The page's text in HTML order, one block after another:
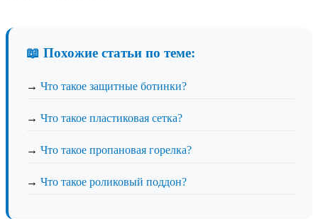
📖 Похожие статьи по теме:
→ Что такое защитные ботинки?
→ Что такое пластиковая сетка?
→ Что такое пропановая горелка?
→ Что такое роликовый поддон?